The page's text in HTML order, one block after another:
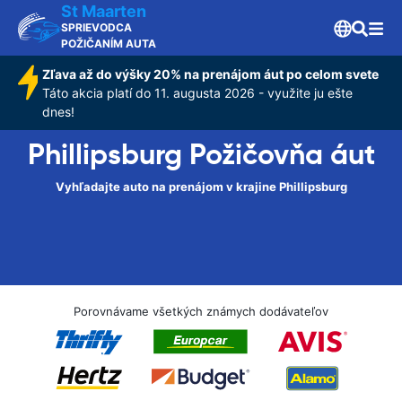
St Maarten
SPRIEVODCA
POŽIČANÍM AUTA
Zľava až do výšky 20% na prenájom áut po celom svete
Táto akcia platí do 11. augusta 2026 - využite ju ešte
dnes!
Phillipsburg Požičovňa áut
Vyhľadajte auto na prenájom v krajine Phillipsburg
Porovnávame všetkých známych dodávateľov